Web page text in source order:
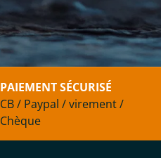
PAIEMENT SÉCURISÉ
CB / Paypal / virement /
Chèque